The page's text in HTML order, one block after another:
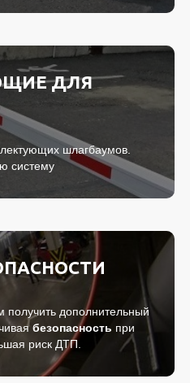
ДЛЯ
шлагбаумов.
систему
дополнительный
безопасность при
риск ДТП.